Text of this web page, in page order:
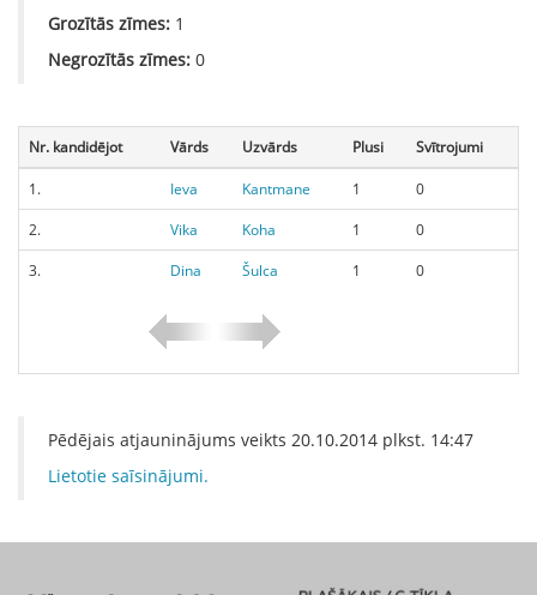
Grozītās zīmes: 1
Negrozītās zīmes: 0
Nr. kandidējot Vārds Uzvārds Plusi Svītrojumi
1. Ieva Kantmane 1
0
2.
Vika Koha 1
0
3.
Dina Šulca 1 0
Pēdējais atjauninājums veikts 20.10.2014 plkst. 14:47
Lietotie saīsinājumi.